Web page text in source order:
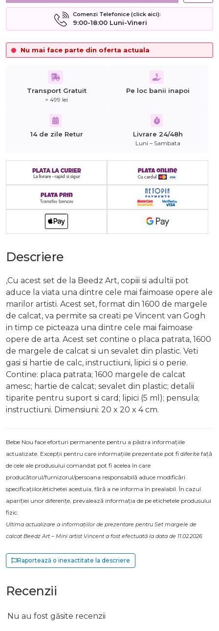
Comenzi Telefonice (click aici):
9:00-18:00 Luni-Vineri
Nu mai face parte din oferta actuala
Transport Gratuit
> 499 lei
Pe loc banii inapoi
14 de zile Retur Livrare 24/48h
Luni – Sambata
Descriere
,Cu acest set de la Beedz Art, copiii si adultii pot
aduce la viata una dintre cele mai faimoase opere ale
marilor artisti. Acest set, format din 1600 de margele
de calcat, va permite sa creati pe Vincent van Gogh
in timp ce picteaza una dintre cele mai faimoase
opere de arta. Acest set contine o placa patrata, 1600
de margele de calcat si un sevalet din plastic. Veti
gasi si hartie de calc, instructiuni, lipici si o perie.
Contine: placa patrata; 1600 margele de calcat
amesc; hartie de calcat; sevalet din plastic; detalii
tiparite pentru suport si card; lipici (5 ml); pensula;
instructiuni. Dimensiuni: 20 x 20 x 4 cm.
Bebe Nou face eforturi permanente pentru a păstra informațiile
actualizate. Excepții pentru care informațiile prezentate pot fi diferite față
de cele ale produsului comandat pot fi acelea în care
producătorul/furnizorul/persoana responsabilă aduce modificări
specificațiilor/etichetei acestuia, fără a ne informa în prealabil. În cazul
apariției unor diferențe, prevalează informația de pe etichetele produsului
fizic.
Ultima actualizare a informațiilor de prezentare pentru Set margele de
calcat Beedz Art – Mini artist Vincent a fost efectuată la data de 11.02.2026
Raportează o inexactitate la descriere
Recenzii
Nu au fost găsite recenzii